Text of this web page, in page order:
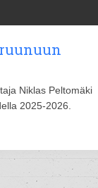
Niklas Peltomäki
2025-2026.